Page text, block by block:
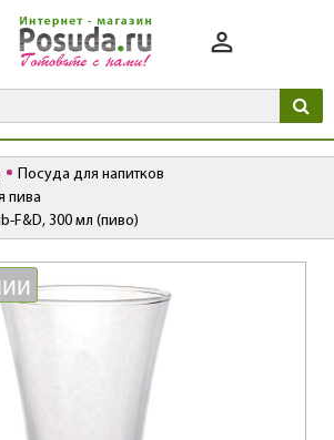
Посуда для напитков
пива
F&D, 300 мл (пиво)